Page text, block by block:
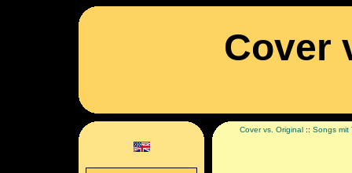
Cover
Cover vs. Original :: Songs mit